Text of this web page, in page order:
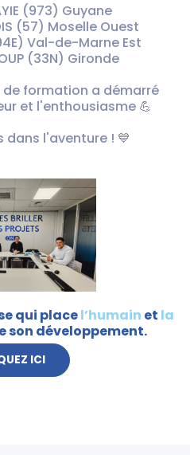
(973) Guyane
(57) Moselle Ouest
Val-de-Marne Est
(33N) Gironde
de formation a démarré
et l'enthousiasme 💪
dans l'aventure ! 💙
qui placel’humain et la
son développement.
ICI